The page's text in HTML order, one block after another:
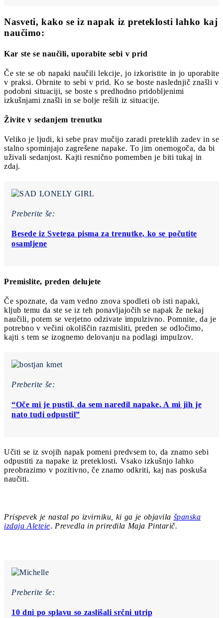
Nasveti, kako se iz napak iz preteklosti lahko kaj
naučimo:
Kar ste se naučili, uporabite sebi v prid
Če ste se ob napaki naučili lekcije, jo izkoristite in jo uporabite
v praksi. Obrnite to sebi v prid. Ko se boste naslednjič znašli v
podobni situaciji, se boste s predhodno pridobljenimi
izkušnjami znašli in se bolje rešili iz situacije.
Živite v sedanjem trenutku
Veliko je ljudi, ki sebe prav mučijo zaradi preteklih zadev in se
stalno spominjajo zagrešene napake. To jim onemogoča, da bi
uživali sedanjost. Kajti resnično pomemben je biti tukaj in
zdaj.
Preberite še:
Besede iz Svetega pisma za trenutke, ko se počutite
osamljene
Premislite, preden delujete
Če spoznate, da vam vedno znova spodleti ob isti napaki,
kljub temu da ste se iz teh ponavljajočih se napak že nekaj
naučili, potem se verjetno odzivate impulzivno. Pomnite, da je
potrebno v večini okoliščin razmisliti, preden se odločimo,
kajti s tem se izognemo delovanju na podlagi impulzov.
Preberite še:
“Oče mi je pustil, da sem naredil napake. A mi jih je
nato tudi odpustil”
Učiti se iz svojih napak pomeni predvsem to, da znamo sebi
odpustiti za napake iz preteklosti. Vsako izkušnjo lahko
preobrazimo v pozitivno, če znamo odkriti, kaj nas poskuša
naučiti.
Prispevek je nastal po izvirniku, ki ga je objavila španska
izdaja Aleteie. Prevedla in priredila Maja Pintarič.
Preberite še:
10 dni po splavu so zaslišali srčni utrip